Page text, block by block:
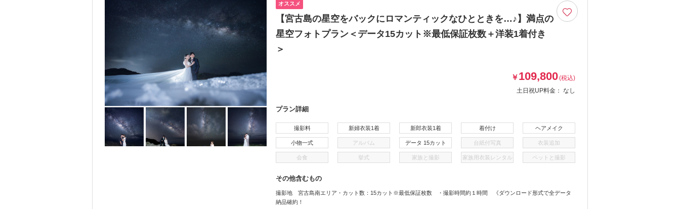
オススメ
【宮古島の星空をバックにロマンティックなひとときを…♪】満点の
星空フォトプラン＜データ15カット※最低保証枚数＋洋装1着付き
＞
￥109,800(税込)
土日祝UP料金： なし
プラン詳細
撮影料 新婦衣装1着 新郎衣装1着 着付け ヘアメイク
小物一式 アルバム データ 15カット 台紙付写真 衣装追加
会食 挙式 家族と撮影 家族用衣装レンタル ペットと撮影
その他含むもの
撮影地 宮古島南エリア・カット数：15カット※最低保証枚数 ・撮影時間約１時間 《ダウンロード形式で全データ
納品確約！